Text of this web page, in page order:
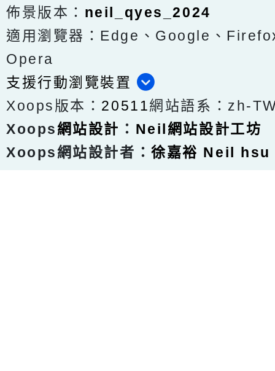
佈景版本： neil_qyes_2024
適用瀏覽器：Edge、Google、
Opera
支援行動瀏覽裝置
Xoops版本： 20511網站語系：zh-
Xoops網站設計 ： Neil網站設計工坊
Xoops網站設計者：徐嘉裕 Neil hsu